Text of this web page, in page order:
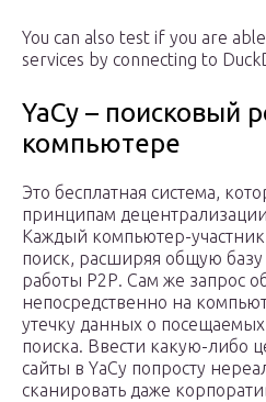
You can also test if you are
services by connecting to
YaCy – поисковый
компьютере
Это бесплатная система,
принципам
Каждый компьютер-участник
поиск, расширяя общую базу
работы Р2Р. Сам же запрос
непосредственно на
утечку данных о
поиска. Ввести какую-либо
сайты в YaCy попросту
сканировать даже